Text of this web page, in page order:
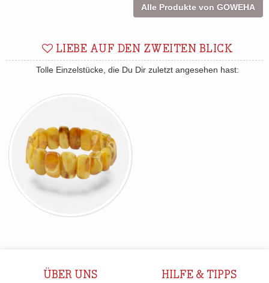
Alle Produkte von GOWEHA
LIEBE AUF DEN ZWEITEN BLICK
Tolle Einzelstücke, die Du Dir zuletzt angesehen hast:
ÜBER UNS HILFE & TIPPS